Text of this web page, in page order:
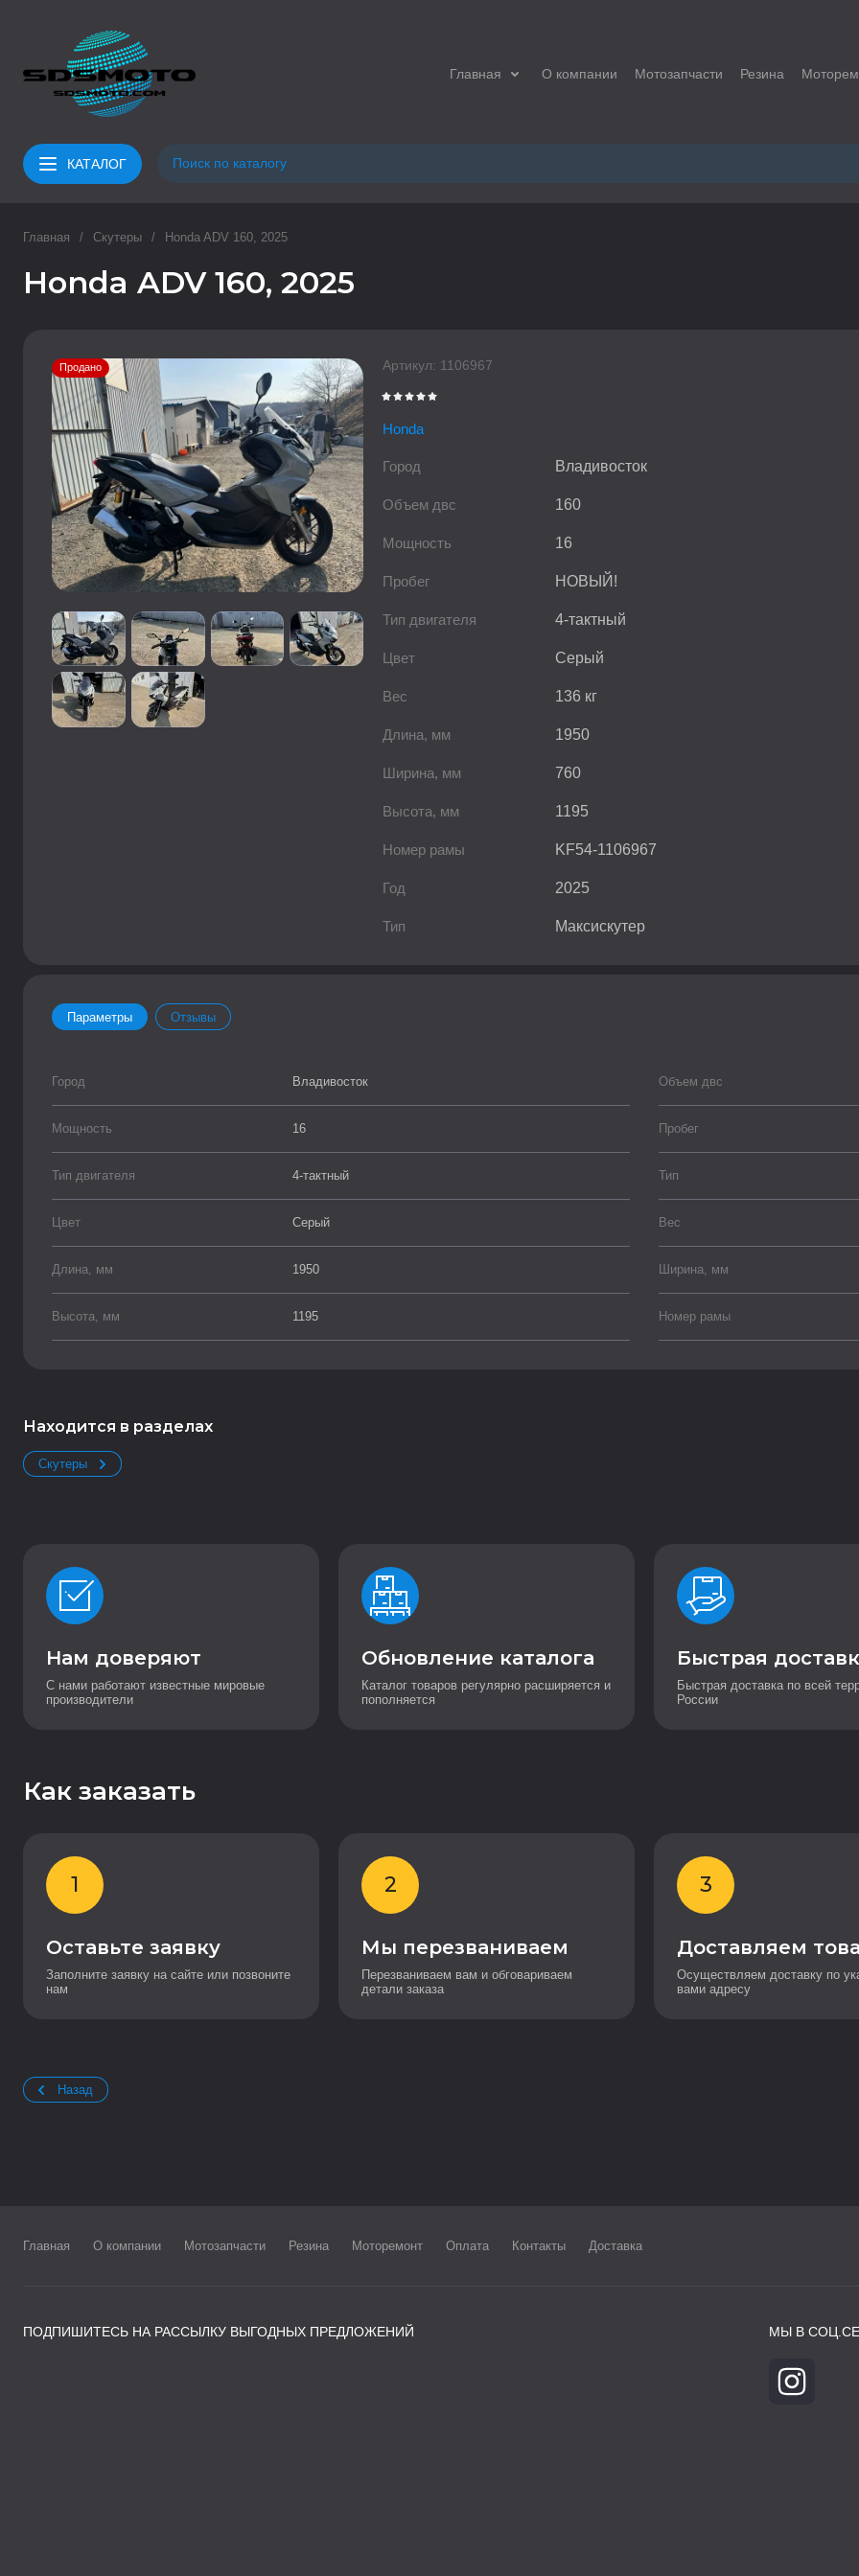
Главная О компании Мотозапчасти Резина
КАТАЛОГ
Главная / Скутеры / Honda ADV 160, 2025
Honda ADV 160, 2025
Продано Артикул: 1106967
Honda
Город Владивосток
Объем двс 160
Мощность 16
Пробег НОВЫЙ!
Тип двигателя 4-тактный
Цвет Серый
Вес 136 кг
Длина, мм 1950
Ширина, мм 760
Высота, мм 1195
Номер рамы KF54-1106967
Год 2025
Тип Максискутер
Параметры Отзывы
Город Владивосток Объем двс
Мощность 16 Пробег
Тип двигателя 4-тактный Тип
Цвет Серый Вес
Длина, мм 1950 Ширина, мм
Высота, мм 1195 Номер рамы
Находится в разделах
Скутеры
Нам доверяют
С нами работают известные мировые
производители
Обновление каталога
Каталог товаров регулярно расширяется и
пополняется
Быстрая
Быстрая доставка по всей
России
Как заказать
1
Оставьте заявку
Заполните заявку на сайте или позвоните
нам
2
Мы перезваниваем
Перезваниваем вам и обговариваем
детали заказа
3
Доставляем
Осуществляем доставку по
вами адресу
Назад
Главная О компании Мотозапчасти Резина Моторемонт Оплата Контакты Доставка
ПОДПИШИТЕСЬ НА РАССЫЛКУ ВЫГОДНЫХ ПРЕДЛОЖЕНИЙ МЫ В